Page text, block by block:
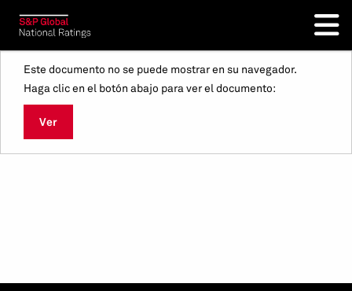
Este documento no se puede mostrar en su navegador.
Haga clic en el botón abajo para ver el documento:
Ver